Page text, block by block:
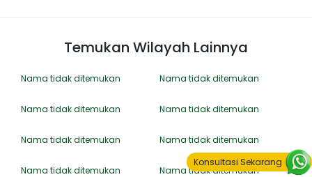
Konsultasi Sekarang
Temukan Wilayah Lainnya
Nama tidak ditemukan Nama tidak ditemukan
Nama tidak ditemukan Nama tidak ditemukan
Nama tidak ditemukan Nama tidak ditemukan
Nama tidak ditemukan Nama tidak ditemukan